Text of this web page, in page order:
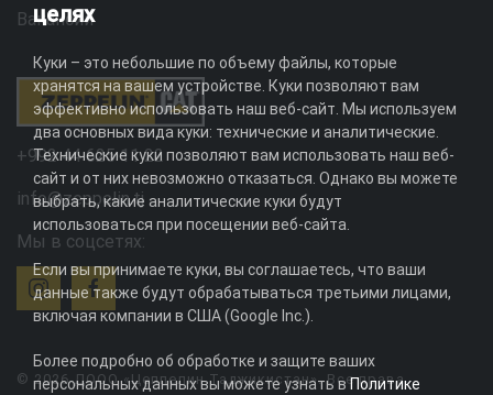
Вакансии
+992 44 625 11 22
info@zeppelin.tj
Мы в соцсетях:
© 2026 ДООО «Цеппелин Таджикистан». Все права
целях
Куки – это небольшие по объему файлы, которые
хранятся на вашем устройстве. Куки позволяют вам
эффективно использовать наш веб-сайт. Мы используем
два основных вида куки: технические и аналитические.
Технические куки позволяют вам использовать наш веб-
сайт и от них невозможно отказаться. Однако вы можете
выбрать, какие аналитические куки будут
использоваться при посещении веб-сайта.
Если вы принимаете куки, вы соглашаетесь, что ваши
данные также будут обрабатываться третьими лицами,
включая компании в США (Google Inc.).
Более подробно об обработке и защите ваших
персональных данных вы можете узнать вПолитике